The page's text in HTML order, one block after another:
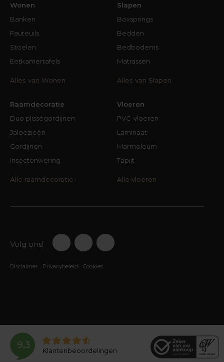
Wonen
Banken
Fauteuils
Stoelen
Eetkamertafels
Alles van Wonen
Slapen
Boxsprings
Bedden
Bedbodems
Matrassen
Alles van Slapen
Raamdecoratie
Duo plisségordijnen
Jaloezieën
Gordijnen
Insectenwering
Alle raamdecoratie
Vloeren
PVC-vloeren
Laminaat
Marmoleum
Tapijt
Alle vloeren
Volg ons!
Disclaimer Privacybeleid Cookies
9,3
Klantenbeoordelingen